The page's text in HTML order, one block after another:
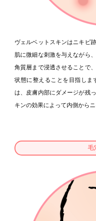
ヴェルベットスキンはニキビ
肌に微細な刺激を与えながら
角質層まで浸透させることで
状態に整えることを目指しま
は、皮膚内部にダメージが残
キンの効果によって内側から
毛